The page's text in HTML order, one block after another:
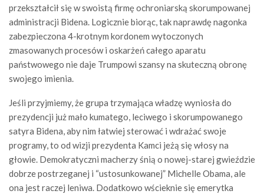
przekształcił się w swoistą firmę ochroniarską skorumpowanej
administracji Bidena. Logicznie biorąc, tak naprawdę nagonka
zabezpieczona 4-krotnym kordonem wytoczonych
zmasowanych procesów i oskarżeń całego aparatu
państwowego nie daje Trumpowi szansy na skuteczną obronę
swojego imienia.
Jeśli przyjmiemy, że grupa trzymająca władzę wyniosła do
prezydencji już mało kumatego, leciwego i skorumpowanego
satyra Bidena, aby nim łatwiej sterować i wdrażać swoje
programy, to od wizji prezydenta Kamci jeżą się włosy na
głowie. Demokratyczni macherzy śnią o nowej-starej gwieździe
dobrze postrzeganej i “ustosunkowanej” Michelle Obama, ale
ona jest raczej leniwa. Dodatkowo wścieknie się emerytka